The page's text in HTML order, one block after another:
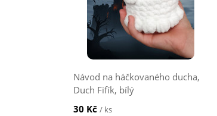
Návod na háčkovaného ducha,
Duch Fifík, bílý
30 Kč / ks